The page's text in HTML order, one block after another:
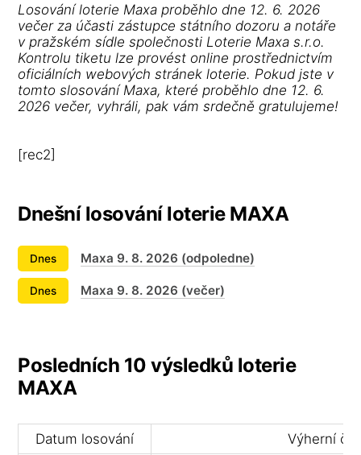
Losování loterie Maxa proběhlo dne 12. 6. 2026
večer za účasti zástupce státního dozoru a notáře
v pražském sídle společnosti Loterie Maxa s.r.o.
Kontrolu tiketu lze provést online prostřednictvím
oficiálních webových stránek loterie. Pokud jste v
tomto slosování Maxa, které proběhlo dne 12. 6.
2026 večer, vyhráli, pak vám srdečně gratulujeme!
[rec2]
Dnešní losování loterie MAXA
Dnes Maxa 9. 8. 2026 (odpoledne)
Dnes Maxa 9. 8. 2026 (večer)
Posledních 10 výsledků loterie
MAXA
Datum losování
Výherní